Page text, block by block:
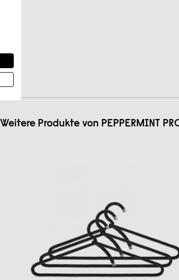
Weitere Produkte von PEPPERMINT